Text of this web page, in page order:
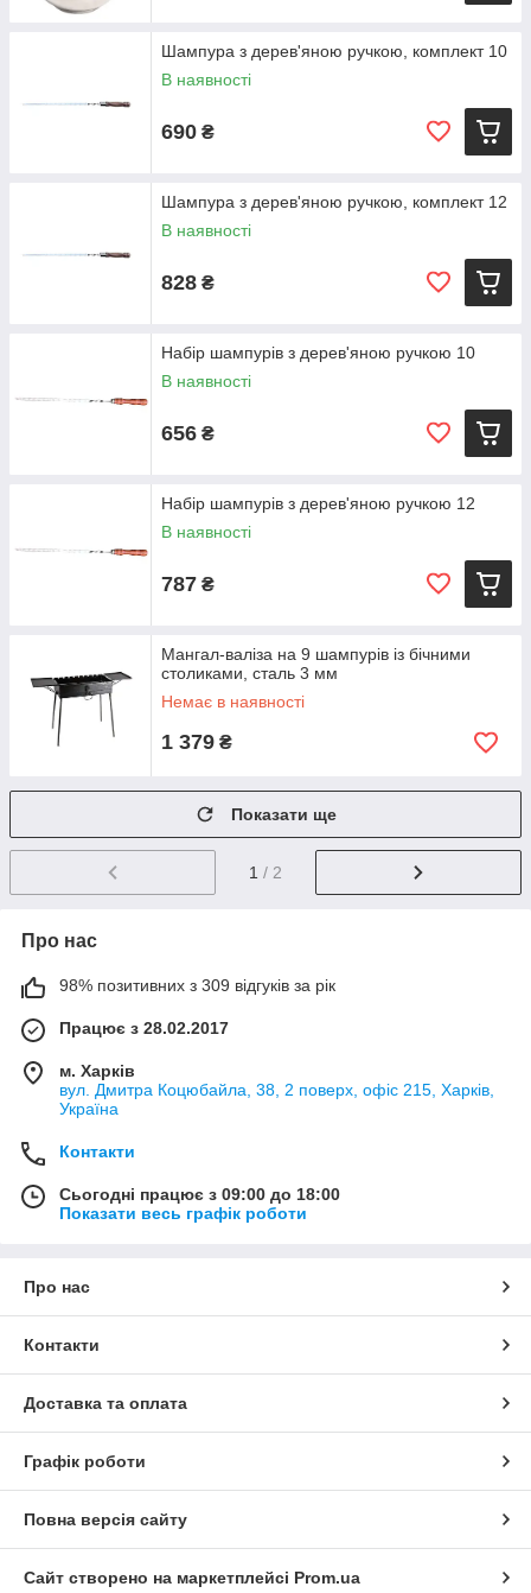
Шампура з дерев'яною ручкою, комплект 10
В наявності
690 ₴
Шампура з дерев'яною ручкою, комплект 12
В наявності
828 ₴
Набір шампурів з дерев'яною ручкою 10
В наявності
656 ₴
Набір шампурів з дерев'яною ручкою 12
В наявності
787 ₴
Мангал-валіза на 9 шампурів із бічними
столиками, сталь 3 мм
Немає в наявності
1 379 ₴
Показати ще
1 / 2
Про нас
98% позитивних з 309 відгуків за рік
Працює з 28.02.2017
м. Харків
вул. Дмитра Коцюбайла, 38, 2 поверх, офіс 215, Харків,
Україна
Контакти
Сьогодні працює з 09:00 до 18:00
Показати весь графік роботи
Про нас
Контакти
Доставка та оплата
Графік роботи
Повна версія сайту
Сайт створено на маркетплейсі Prom.ua